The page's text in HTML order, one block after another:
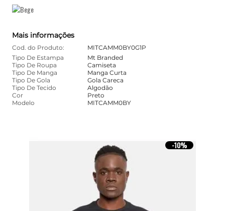
Mais informações
Cod. do Produto:
MITCAMM0BY0G1P
Tipo De Estampa
Mt Branded
Tipo De Roupa
Camiseta
Tipo De Manga
Manga Curta
Tipo De Gola
Gola Careca
Tipo De Tecido
Algodão
Cor
Preto
Modelo
MITCAMM0BY
-10%